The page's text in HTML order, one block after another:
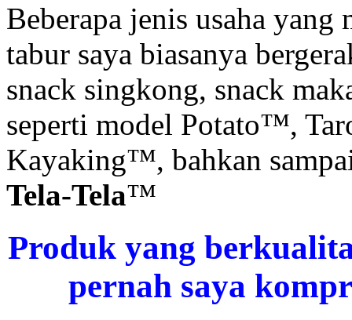
Beberapa jenis usaha
tabur saya biasanya
snack singkong, snack
seperti model Potato™,
Kayaking™, bahkan
Tela-Tela™
Produk yang
pernah saya